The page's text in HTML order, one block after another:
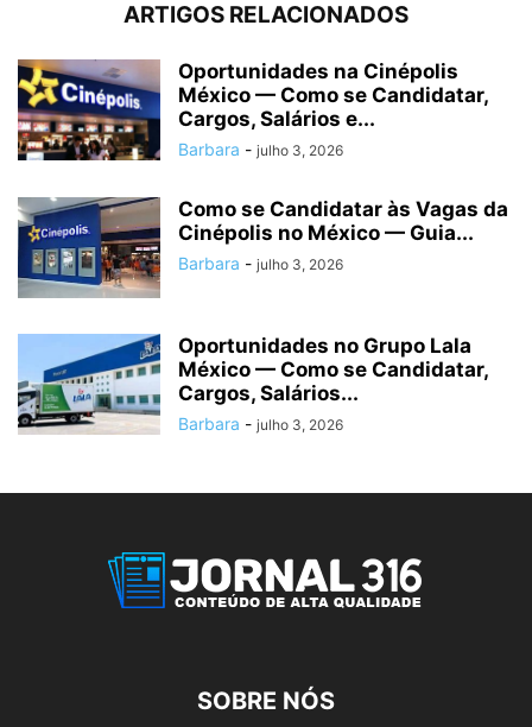
ARTIGOS RELACIONADOS
Oportunidades na Cinépolis
México — Como se Candidatar,
Cargos, Salários e...
Barbara - julho 3, 2026
Como se Candidatar às Vagas da
Cinépolis no México — Guia...
Barbara - julho 3, 2026
Oportunidades no Grupo Lala
México — Como se Candidatar,
Cargos, Salários...
Barbara - julho 3, 2026
SOBRE NÓS